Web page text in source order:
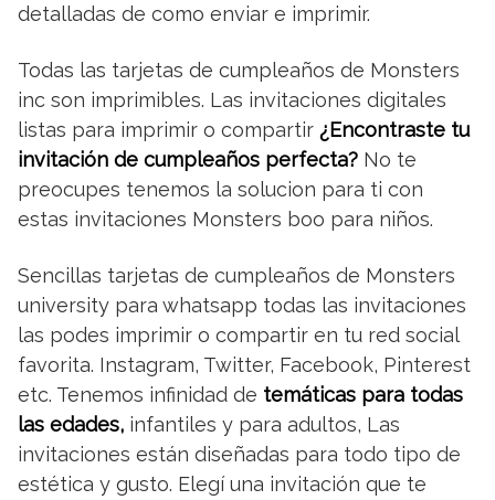
detalladas de como enviar e imprimir.
Todas las tarjetas de cumpleaños de Monsters
inc son imprimibles. Las invitaciones digitales
listas para imprimir o compartir ¿Encontraste tu
invitación de cumpleaños perfecta? No te
preocupes tenemos la solucion para ti con
estas invitaciones Monsters boo para niños.
Sencillas tarjetas de cumpleaños de Monsters
university para whatsapp todas las invitaciones
las podes imprimir o compartir en tu red social
favorita. Instagram, Twitter, Facebook, Pinterest
etc. Tenemos infinidad de temáticas para todas
las edades, infantiles y para adultos, Las
invitaciones están diseñadas para todo tipo de
estética y gusto. Elegí una invitación que te